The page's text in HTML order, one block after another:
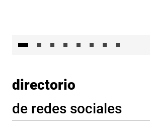
directorio
de redes sociales